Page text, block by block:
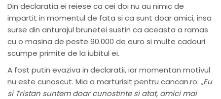
Din declaratia ei reiese ca cei doi nu au nimic de
impartit in momentul de fata si ca sunt doar amici, insa
surse din anturajul brunetei sustin ca aceasta a ramas
cu o masina de peste 90.000 de euro si multe cadouri
scumpe primite de la iubitul ei.
A fost putin evaziva in declaratii, iar momentan motivul
nu este cunoscut. Mia a marturisit pentru cancan.ro: „Eu
si Tristan suntem doar cunostinte si atat, amici mai